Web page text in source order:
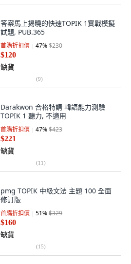
答案馬上揭曉的快速TOPIK 1實戰模擬
試題, PUB.365
首購折扣價 47%$230
$120
缺貨
(9)
Darakwon 合格特講 韓語能力測驗
TOPIK 1 聽力, 不適用
首購折扣價 47%$423
$221
缺貨
(11)
pmg TOPIK 中級文法 主題 100 全面
修訂版
首購折扣價 51%$329
$160
缺貨
(15)